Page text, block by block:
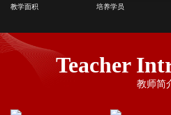
教学面积
培养学员
Teacher
教师简